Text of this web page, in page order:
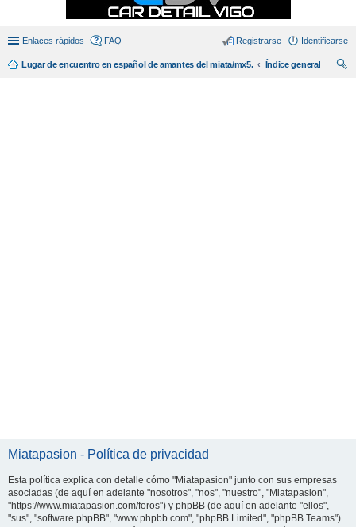
Enlaces rápidos FAQ Identificarse
Registrarse
Lugar de encuentro en español de amantes del miata/mx5.
Índice general
Miatapasion - Política de privacidad
Esta política explica con detalle cómo "Miatapasion" junto con sus empresas
asociadas (de aquí en adelante "nosotros", "nos", "nuestro", "Miatapasion",
"https://www.miatapasion.com/foros") y phpBB (de aquí en adelante "ellos",
"sus", "software phpBB", "www.phpbb.com", "phpBB Limited", "phpBB Teams")